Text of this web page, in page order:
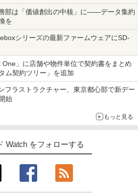
部は「価値創出の中核」に――データ集約
を
シリーズの最新ファームウェアにSD-
」に店舗や物件単位で契約書をまとめ
ム契約ツリー」を追加
フラストラクチャー、東京都心部で新デー
始
もっと見る
Watch をフォローする